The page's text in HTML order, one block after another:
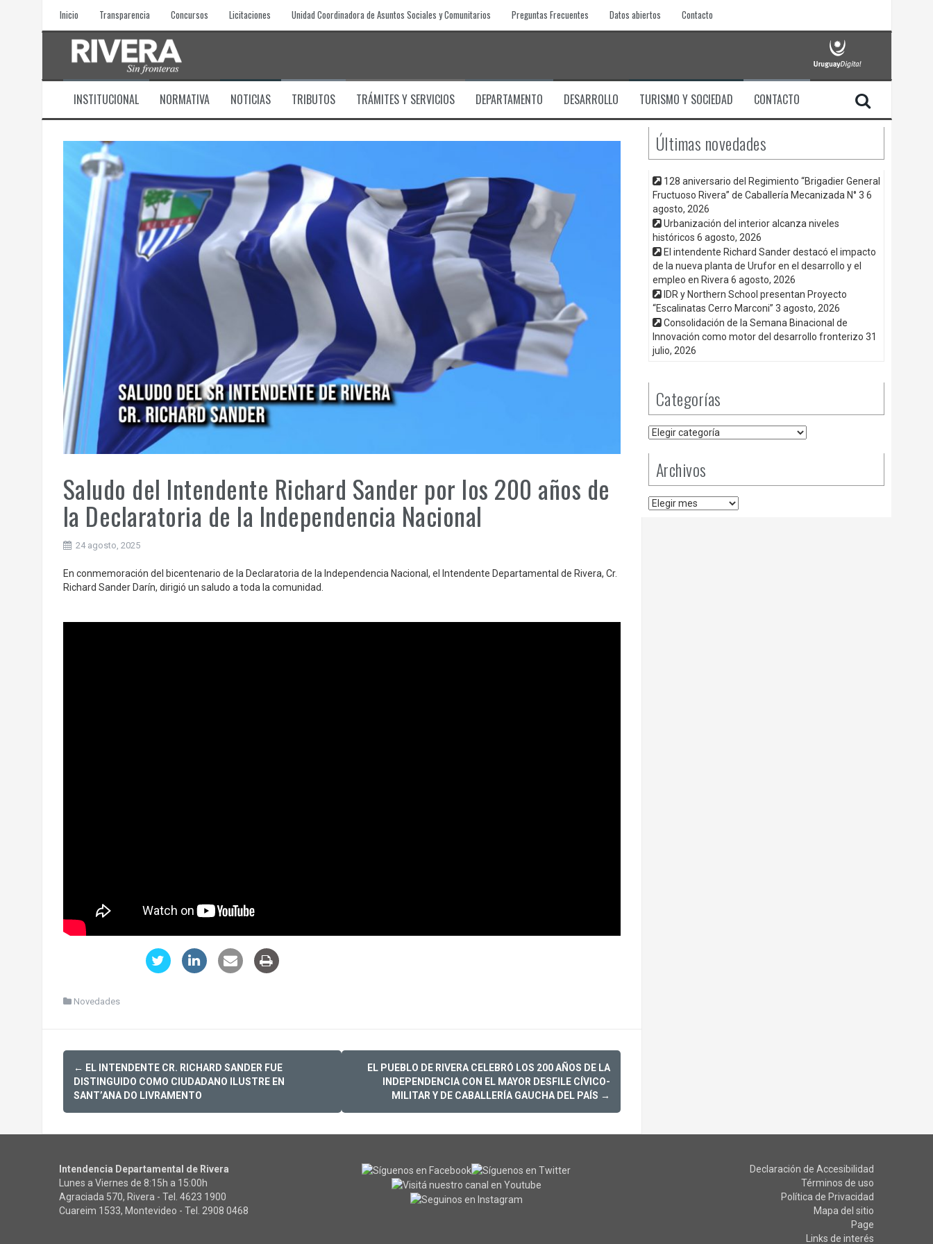
Inicio Transparencia Concursos Licitaciones Unidad Coordinadora de Asuntos Sociales y Comunitarios Preguntas Frecuentes Datos abiertos Contacto
INSTITUCIONAL NORMATIVA NOTICIAS TRIBUTOS TRÁMITES Y SERVICIOS DEPARTAMENTO DESARROLLO TURISMO Y SOCIEDAD CONTACTO
Saludo del Intendente Richard Sander por los 200 años de
la Declaratoria de la Independencia Nacional
24 agosto, 2025
En conmemoración del bicentenario de la Declaratoria de la Independencia Nacional, el Intendente Departamental de Rivera, Cr.
Richard Sander Darín, dirigió un saludo a toda la comunidad.
Novedades
Post
navigation
← EL INTENDENTE CR. RICHARD SANDER FUE
DISTINGUIDO COMO CIUDADANO ILUSTRE EN
SANT’ANA DO LIVRAMENTO
EL PUEBLO DE RIVERA CELEBRÓ LOS 200 AÑOS DE LA
INDEPENDENCIA CON EL MAYOR DESFILE CÍVICO-
MILITAR Y DE CABALLERÍA GAUCHA DEL PAÍS →
Últimas novedades
128 aniversario del Regimiento “Brigadier General
Fructuoso Rivera” de Caballería Mecanizada N° 3 6
agosto, 2026
Urbanización del interior alcanza niveles
históricos 6 agosto, 2026
El intendente Richard Sander destacó el impacto
de la nueva planta de Urufor en el desarrollo y el
empleo en Rivera 6 agosto, 2026
IDR y Northern School presentan Proyecto
“Escalinatas Cerro Marconi” 3 agosto, 2026
Consolidación de la Semana Binacional de
Innovación como motor del desarrollo fronterizo 31
julio, 2026
Categorías
Categorías
Archivos
Archivos
Intendencia Departamental de Rivera
Lunes a Viernes de 8:15h a 15:00h
Agraciada 570, Rivera - Tel. 4623 1900
Cuareim 1533, Montevideo - Tel. 2908 0468
Declaración de Accesibilidad
Términos de uso
Política de Privacidad
Mapa del sitio
Page
Links de interés